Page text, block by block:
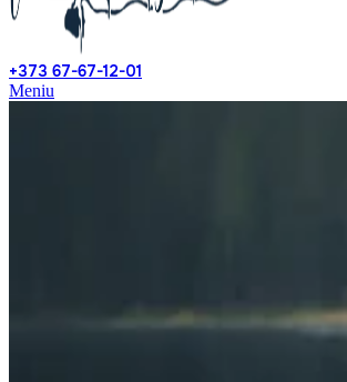
+373 67-67-12-01
Meniu